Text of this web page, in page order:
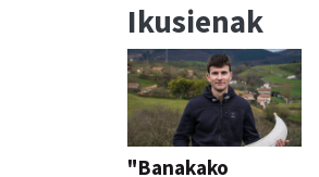
Ikusienak
"Banakako